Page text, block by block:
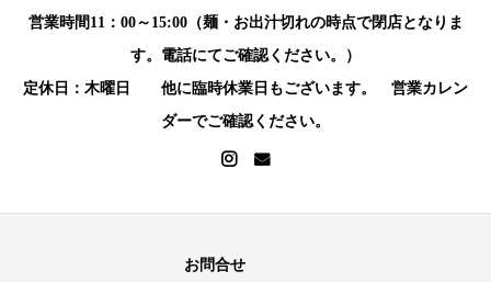
営業時間11：00～15:00（麺・お出汁切れの時点で閉店となりま
す。電話にてご確認ください。）
定休日：木曜日 他に臨時休業日もございます。 営業カレン
ダーでご確認ください。
お問合せ